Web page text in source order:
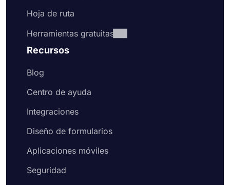
Hoja de ruta
Herramientas gratuitas
Recursos
Blog
Centro de ayuda
Integraciones
Diseño de formularios
Aplicaciones móviles
Seguridad